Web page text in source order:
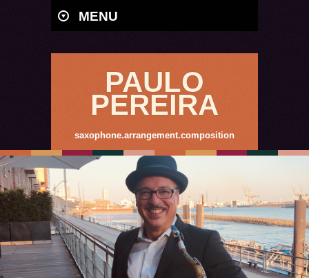
MENU
PAULO
PEREIRA
saxophone.arrangement.composition